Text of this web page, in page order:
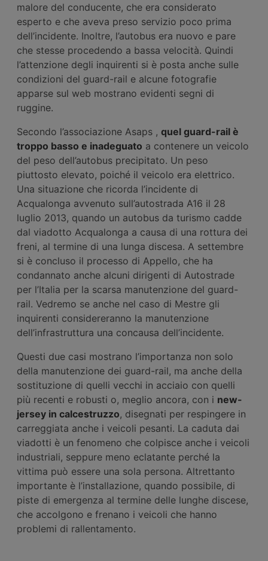
malore del conducente, che era considerato
esperto e che aveva preso servizio poco prima
dell’incidente. Inoltre, l’autobus era nuovo e pare
che stesse procedendo a bassa velocità. Quindi
l’attenzione degli inquirenti si è posta anche sulle
condizioni del guard-rail e alcune fotografie
apparse sul web mostrano evidenti segni di
ruggine.
Secondo l’associazione Asaps , quel guard-rail è
troppo basso e inadeguato a contenere un veicolo
del peso dell’autobus precipitato. Un peso
piuttosto elevato, poiché il veicolo era elettrico.
Una situazione che ricorda l’incidente di
Acqualonga avvenuto sull’autostrada A16 il 28
luglio 2013, quando un autobus da turismo cadde
dal viadotto Acqualonga a causa di una rottura dei
freni, al termine di una lunga discesa. A settembre
si è concluso il processo di Appello, che ha
condannato anche alcuni dirigenti di Autostrade
per l’Italia per la scarsa manutenzione del guard-
rail. Vedremo se anche nel caso di Mestre gli
inquirenti considereranno la manutenzione
dell’infrastruttura una concausa dell’incidente.
Questi due casi mostrano l’importanza non solo
della manutenzione dei guard-rail, ma anche della
sostituzione di quelli vecchi in acciaio con quelli
più recenti e robusti o, meglio ancora, con i new-
jersey in calcestruzzo, disegnati per respingere in
carreggiata anche i veicoli pesanti. La caduta dai
viadotti è un fenomeno che colpisce anche i veicoli
industriali, seppure meno eclatante perché la
vittima può essere una sola persona. Altrettanto
importante è l’installazione, quando possibile, di
piste di emergenza al termine delle lunghe discese,
che accolgono e frenano i veicoli che hanno
problemi di rallentamento.